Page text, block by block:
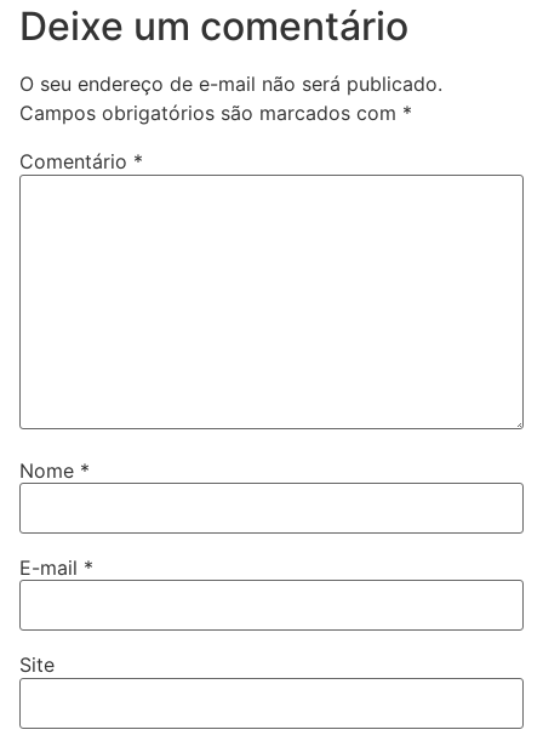
Deixe um comentário
O seu endereço de e-mail não será publicado.
Campos obrigatórios são marcados com *
Comentário *
Nome *
E-mail *
Site